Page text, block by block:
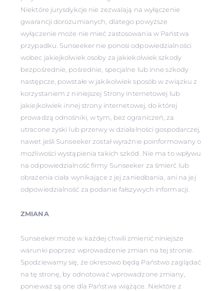
Niektóre jurysdykcje nie zezwalają na wyłączenie
gwarancji dorozumianych, dlatego powyższe
wyłączenie może nie mieć zastosowania w Państwa
przypadku. Sunseeker nie ponosi odpowiedzialności
wobec jakiejkolwiek osoby za jakiekolwiek szkody
bezpośrednie, pośrednie, specjalne lub inne szkody
następcze, powstałe w jakikolwiek sposób w związku z
korzystaniem z niniejszej Strony internetowej lub
jakiejkolwiek innej strony internetowej, do której
prowadzą odnośniki, w tym, bez ograniczeń, za
utracone zyski lub przerwy w działalności gospodarczej,
nawet jeśli Sunseeker został wyraźnie poinformowany o
możliwości wystąpienia takich szkód. Nie ma to wpływu
na odpowiedzialność firmy Sunseeker za śmierć lub
obrażenia ciała wynikające z jej zaniedbania, ani na jej
odpowiedzialność za podanie fałszywych informacji.
ZMIANA
Sunseeker może w każdej chwili zmienić niniejsze
warunki poprzez wprowadzenie zmian na tej stronie.
Spodziewamy się, że okresowo będą Państwo zaglądać
na tę stronę, by odnotować wprowadzone zmiany,
ponieważ są one dla Państwa wiążące. Niektóre z